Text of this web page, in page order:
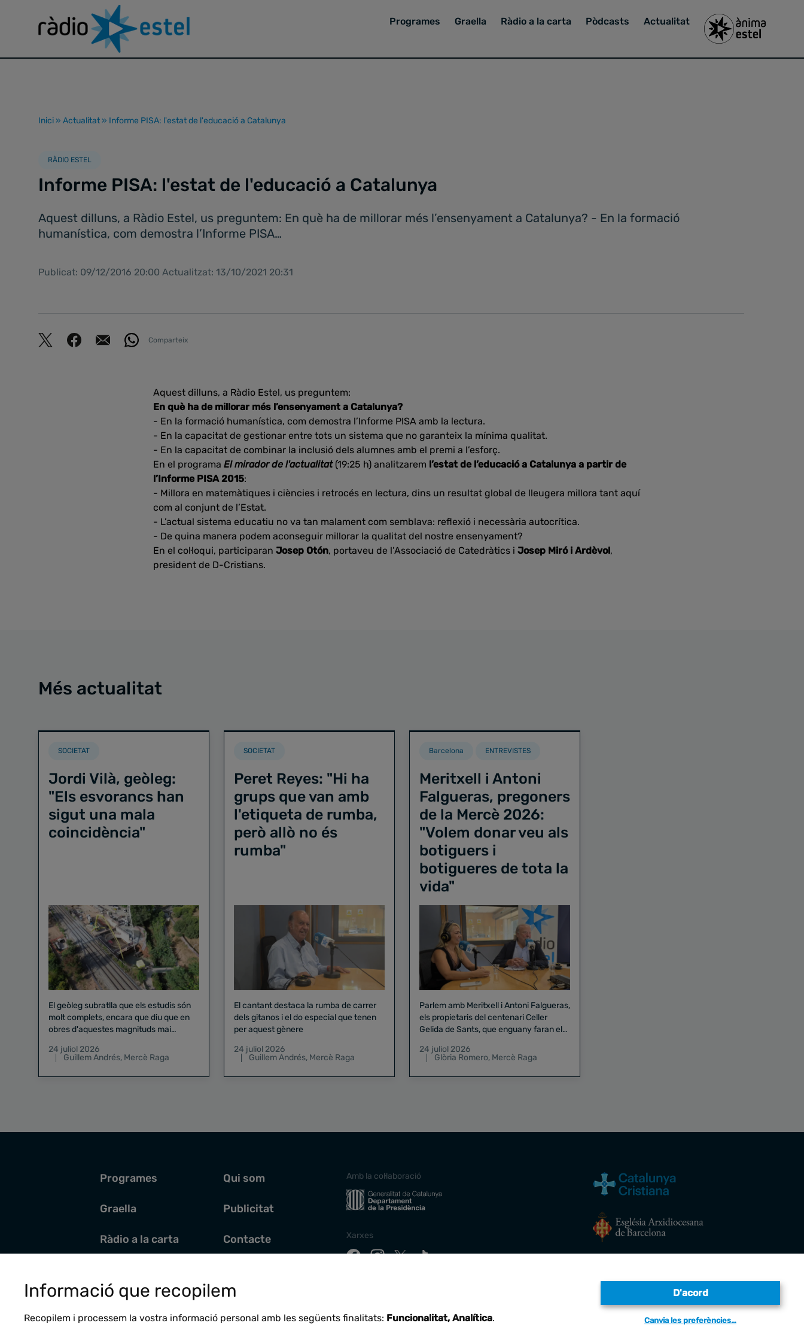
Programes Graella Ràdio a la carta Pòdcasts Actualitat
Inici » Actualitat » Informe PISA: l'estat de l'educació a Catalunya
RÀDIO ESTEL
Informe PISA: l'estat de l'educació a Catalunya
Aquest dilluns, a Ràdio Estel, us preguntem: En què ha de millorar més l’ensenyament a Catalunya? - En la formació
humanística, com demostra l’Informe PISA…
Publicat: 09/12/2016 20:00 Actualitzat: 13/10/2021 20:31
Comparteix
Aquest dilluns, a Ràdio Estel, us preguntem:
En què ha de millorar més l’ensenyament a Catalunya?
- En la formació humanística, com demostra l’Informe PISA amb la lectura.
- En la capacitat de gestionar entre tots un sistema que no garanteix la mínima qualitat.
- En la capacitat de combinar la inclusió dels alumnes amb el premi a l’esforç.
En el programa El mirador de l'actualitat(19:25 h) analitzarem l’estat de l’educació a Catalunya a partir de
l’Informe PISA 2015:
- Millora en matemàtiques i ciències i retrocés en lectura, dins un resultat global de lleugera millora tant aquí
com al conjunt de l’Estat.
- L’actual sistema educatiu no va tan malament com semblava: reflexió i necessària autocrítica.
- De quina manera podem aconseguir millorar la qualitat del nostre ensenyament?
En el col·loqui, participaran Josep Otón, portaveu de l’Associació de Catedràtics i Josep Miró i Ardèvol,
president de D-Cristians.
Més actualitat
SOCIETAT
Jordi Vilà, geòleg:
"Els esvorancs han
sigut una mala
coincidència"
El geòleg subratlla que els estudis són
molt complets, encara que diu que en
obres d'aquestes magnituds mai
24 juliol 2026
Guillem Andrés, Mercè Raga
SOCIETAT
Peret Reyes: "Hi ha
grups que van amb
l'etiqueta de rumba,
però allò no és
rumba"
El cantant destaca la rumba de carrer
dels gitanos i el do especial que tenen
per aquest gènere
24 juliol 2026
Guillem Andrés, Mercè Raga
Barcelona ENTREVISTES
Meritxell i Antoni
Falgueras, pregoners
de la Mercè 2026:
"Volem donar veu als
botiguers i
botigueres de tota la
vida"
Parlem amb Meritxell i Antoni Falgueras,
els propietaris del centenari Celler
Gelida de Sants, que enguany faran el
24 juliol 2026
Glòria Romero, Mercè Raga
Programes
Graella
Ràdio a la carta
Actualitat
Qui som
Publicitat
Contacte
Amb la col·laboració
Xarxes
Informació que recopilem
Recopilem i processem la vostra informació personal amb les següents finalitats: Funcionalitat, Analítica.
D'acord
Canvia les preferències…